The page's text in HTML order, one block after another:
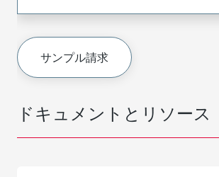
ドキュメントとリソース
サンプル請求